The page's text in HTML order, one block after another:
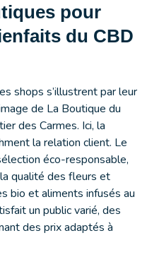
pour
du CBD
shops s’illustrent par leur
de La Boutique du
des Carmes. Ici, la
la relation client. Le
éco-responsable,
qualité des fleurs et
bio et aliments infusés au
un public varié, des
des prix adaptés à